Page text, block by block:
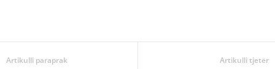
Artikulli paraprak Artikulli tjetër